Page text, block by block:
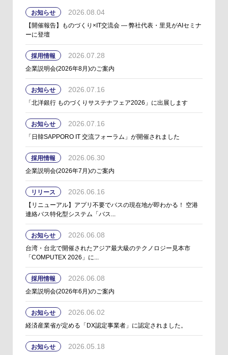
お知らせ 2026.08.04
【開催報告】ものづくり×IT交流会 ― 弊社代表・里見がAIセミナ
ーに登壇
採用情報 2026.07.28
企業説明会(2026年8月)のご案内
お知らせ 2026.07.16
「北洋銀行 ものづくりサステナフェア2026」に出展します
お知らせ 2026.07.16
「日韓SAPPORO IT 交流フォーラム」が開催されました
採用情報 2026.06.30
企業説明会(2026年7月)のご案内
リリース 2026.06.16
【リニューアル】アプリ不要でバスの現在地が即わかる！ 空港
連絡バス特化型システム「バス...
お知らせ 2026.06.08
台湾・台北で開催されたアジア最大級のテクノロジー見本市
「COMPUTEX 2026」に...
採用情報 2026.06.08
企業説明会(2026年6月)のご案内
お知らせ 2026.06.02
経済産業省が定める「DX認定事業者」に認定されました。
お知らせ 2026.05.18